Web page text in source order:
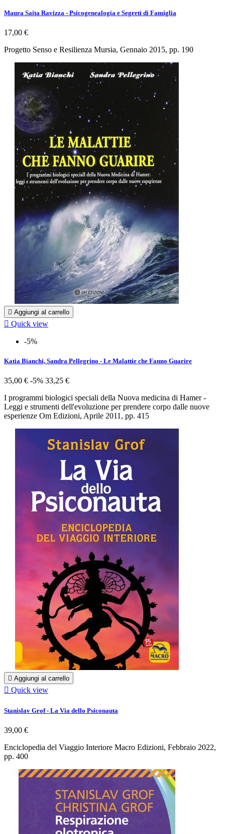
Maura Saita Ravizza - Psicogenealogia e Segreti di Famiglia
17,00 €
Progetto Senso e Resilienza Mursia, Gennaio 2015, pp. 190
 Aggiungi al carrello
 Quick view
-5%
Katia Bianchi, Sandra Pellegrino - Le Malattie che Fanno Guarire
35,00 € -5% 33,25 €
I programmi biologici speciali della Nuova medicina di Hamer -
Leggi e strumenti dell'evoluzione per prendere corpo dalle nuove
esperienze Om Edizioni, Aprile 2011, pp. 415
 Aggiungi al carrello
 Quick view
Stanislav Grof - La Via dello Psiconauta
39,00 €
Enciclopedia del Viaggio Interiore Macro Edizioni, Febbraio 2022,
pp. 400